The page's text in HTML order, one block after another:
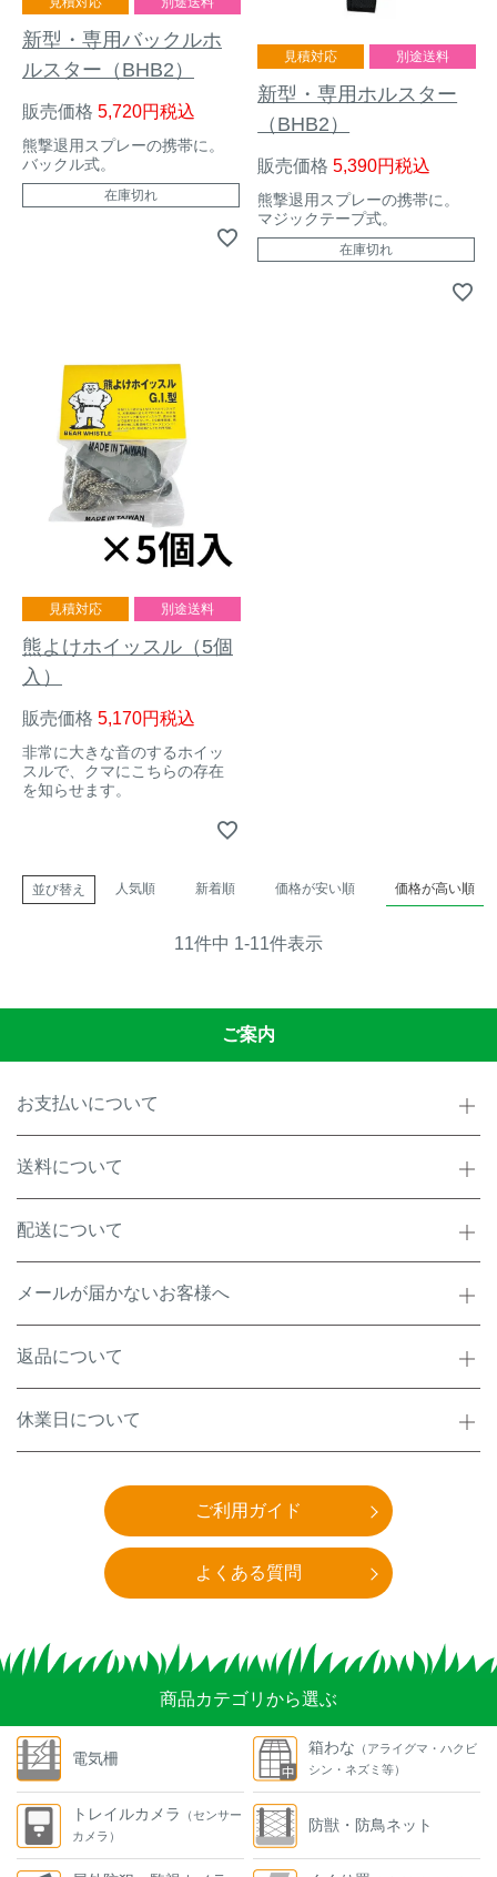
新型・専用バックルホ
ルスター（BHB2）
販売価格 5,720 税込
熊撃退用スプレーの携帯に。
バックル式。
在庫切れ
見積対応 別途送料
新型・専用ホルスター
（BHB2）
販売価格 5,390 税込
熊撃退用スプレーの携帯に。
マジックテープ式。
在庫切れ
見積対応 別途送料
熊よけホイッスル（5個
入）
販売価格 5,170 税込
非常に大きな音のするホイッ
スルで、クマにこちらの存在
を知らせます。
並び替え 人気順 新着順 価格が安い順 価格が高い順
11件中 1-11件表示
ご案内
お支払いについて
送料について
配送について
メールが届かないお客様へ
返品について
休業日について
ご利用ガイド
よくある質問
商品カテゴリから選ぶ
電気柵
トレイルカメラ
（センサー
カメラ）
箱わな （アライグマ・ハクビ
シン・ネズミ等）
防獣・防鳥ネット